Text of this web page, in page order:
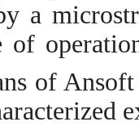
a
of
of